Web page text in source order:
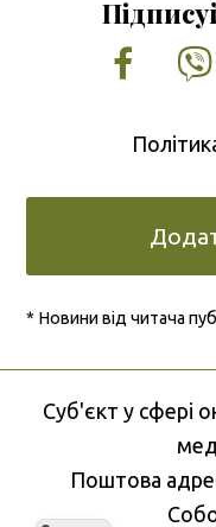
* Новини від читача
Cуб'єкт у сфері
Поштова